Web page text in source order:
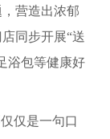
营造出浓郁
同步开展“送
浴包等健康好
仅是一句口